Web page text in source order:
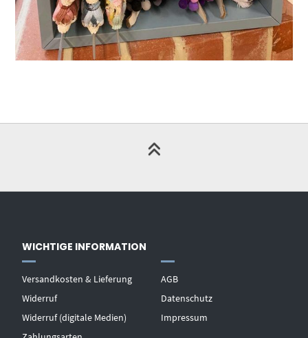
WICHTIGE INFORMATION
Versandkosten & Lieferung
Widerruf
Widerruf (digitale Medien)
AGB
Datenschutz
Impressum